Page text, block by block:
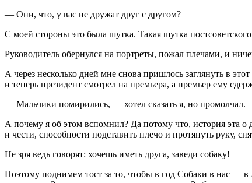
— Они, что, у вас не дружат друг с другом?
С моей стороны это была шутка. Такая шутка
Руководитель обернулся на портреты, пожал плечами, и
А через несколько дней мне снова пришлось заглянуть в
и теперь президент смотрел на премьера, а премьер ему
— Мальчики помирились, — хотел сказать я, но промолчал.
А почему я об этом вспомнил? Да потому что, история эта
и чести, способности подставить плечо и протянуть руку,
Не зря ведь говорят: хочешь иметь друга, заведи собаку!
Поэтому поднимем тост за то, чтобы в год Собаки в нас —